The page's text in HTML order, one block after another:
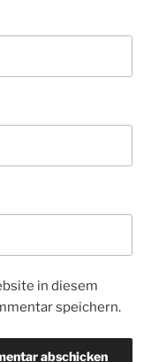
in diesem
speichern.